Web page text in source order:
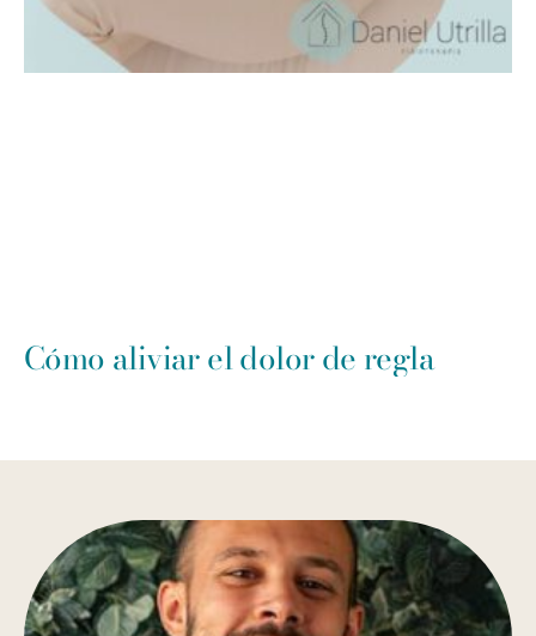
Cómo aliviar el dolor de regla